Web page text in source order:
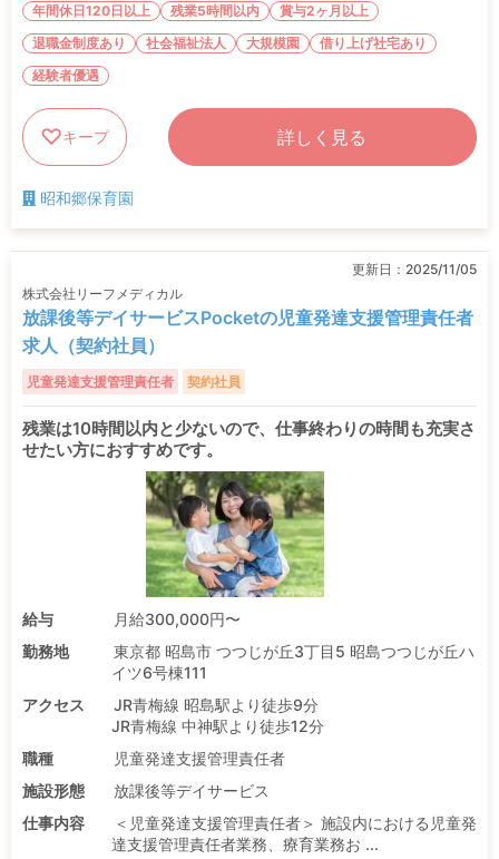
年間休日120日以上 残業5時間以内
賞与2ヶ月以上
退職金制度あり
社会福祉法人 大規模園
借り上げ社宅あり
経験者優遇
キープ 詳しく見る
昭和郷保育園
更新日： 2025/11/05
株式会社リーフメディカル
放課後等デイサービスPocketの児童発達支援管理責任者
求人（契約社員）
児童発達支援管理責任者 契約社員
残業は10時間以内と少ないので、仕事終わりの時間も充実さ
せたい方におすすめです。
給与
月給300,000円〜
勤務地
東京都 昭島市 つつじが丘3丁目5 昭島つつじが丘ハ
イツ6号棟111
アクセス
JR青梅線 昭島駅より徒歩9分
JR青梅線 中神駅より徒歩12分
職種
児童発達支援管理責任者
施設形態
放課後等デイサービス
仕事内容
＜児童発達支援管理責任者＞ 施設内における児童発
達支援管理責任者業務、療育業務お ...